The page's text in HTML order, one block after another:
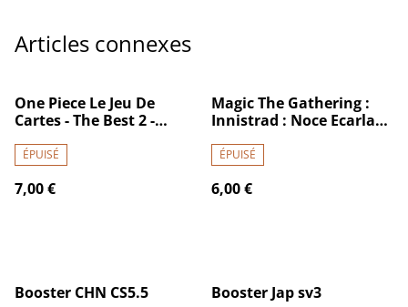
Articles connexes
One Piece Le Jeu De
Cartes - The Best 2 -
ÉPUISÉ
7,00 €
Magic The Gathering :
Innistrad : Noce Ecarlate
ÉPUISÉ
6,00 €
Booster CHN CS5.5 Booster Jap sv3